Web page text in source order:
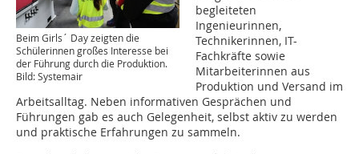
Beim Girls´ Day zeigten die
Schülerinnen großes Interesse bei
der Führung durch die Produktion.
Bild: Systemair
begleiteten
Ingenieurinnen,
Technikerinnen, IT-
Fachkräfte sowie
Mitarbeiterinnen aus
Produktion und Versand im
Arbeitsalltag. Neben informativen Gesprächen und
Führungen gab es auch Gelegenheit, selbst aktiv zu werden
und praktische Erfahrungen zu sammeln.